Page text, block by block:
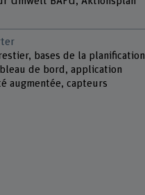
bases de la planification
de bord, application
augmentée, capteurs